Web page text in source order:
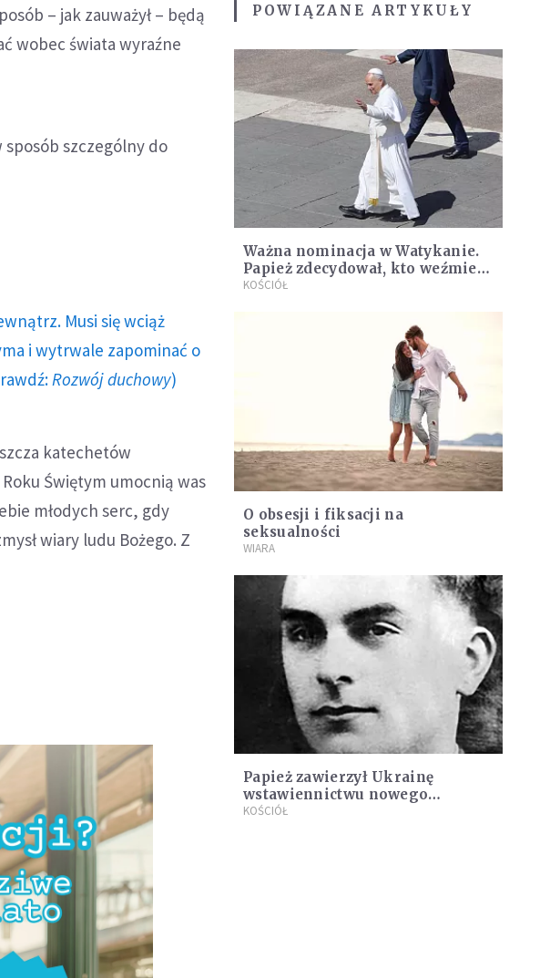
– jak zauważył – będą
wobec świata wyraźne
sposób szczególny do
Musi się wciąż
i wytrwale zapominać o
Rozwój duchowy)
katechetów
Świętym umocnią was
młodych serc, gdy
wiary ludu Bożego. Z
POWIĄZANE ARTYKUŁY
Ważna nominacja w Watykanie.
Papież zdecydował, kto weźmie
jego poprzedni urząd
KOŚCIÓŁ
O obsesji i fiksacji na
seksualności
WIARA
Papież zawierzył Ukrainę
wstawiennictwu nowego
błogosławionego
KOŚCIÓŁ